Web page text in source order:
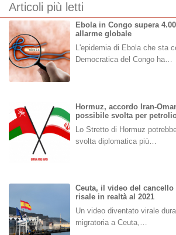
Articoli più letti
Ebola in Congo supera
allarme globale
L'epidemia di Ebola che sta
Democratica del Congo ha…
Hormuz, accordo Iran-
possibile svolta per
Lo Stretto di Hormuz
svolta diplomatica più…
Ceuta, il video del
risale in realtà al 2021
Un video diventato virale
migratoria a Ceuta,…